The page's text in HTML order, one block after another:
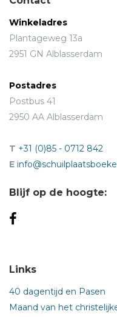
Winkeladres
Plantageweg 13a
2951 GN Alblasserdam
Postadres
Postbus 41
2950 AA Alblasserdam
T +31 (0)85 - 0712 842
E
Blijf op de hoogte:
Links
40 dagentijd en Pasen
Maand van het